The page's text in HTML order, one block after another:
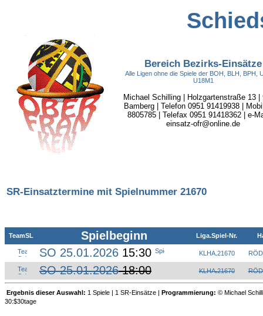
Bereich Bezirks-Einsätze
Alle Ligen ohne die Spiele der BOH, BLH, BPH,
U18M1
Michael Schilling | Holzgartenstraße 13 |
Bamberg | Telefon 0951 91419938 |
8805785 | Telefax 0951 91418362 | e-
einsatz-ofr@online.de
SR-Einsatztermine mit Spielnummer 21670
TeamSL Spielbeginn Liga.Spiel-Nr.
SO 25.01.2026 15:30 KLHA. 21670
SO 25.01.202618:00 KLHA.21670
Ergebnis dieser Auswahl: 1 Spiele | 1 SR-Einsätze | Programmierung: © Michael
30:$30tage